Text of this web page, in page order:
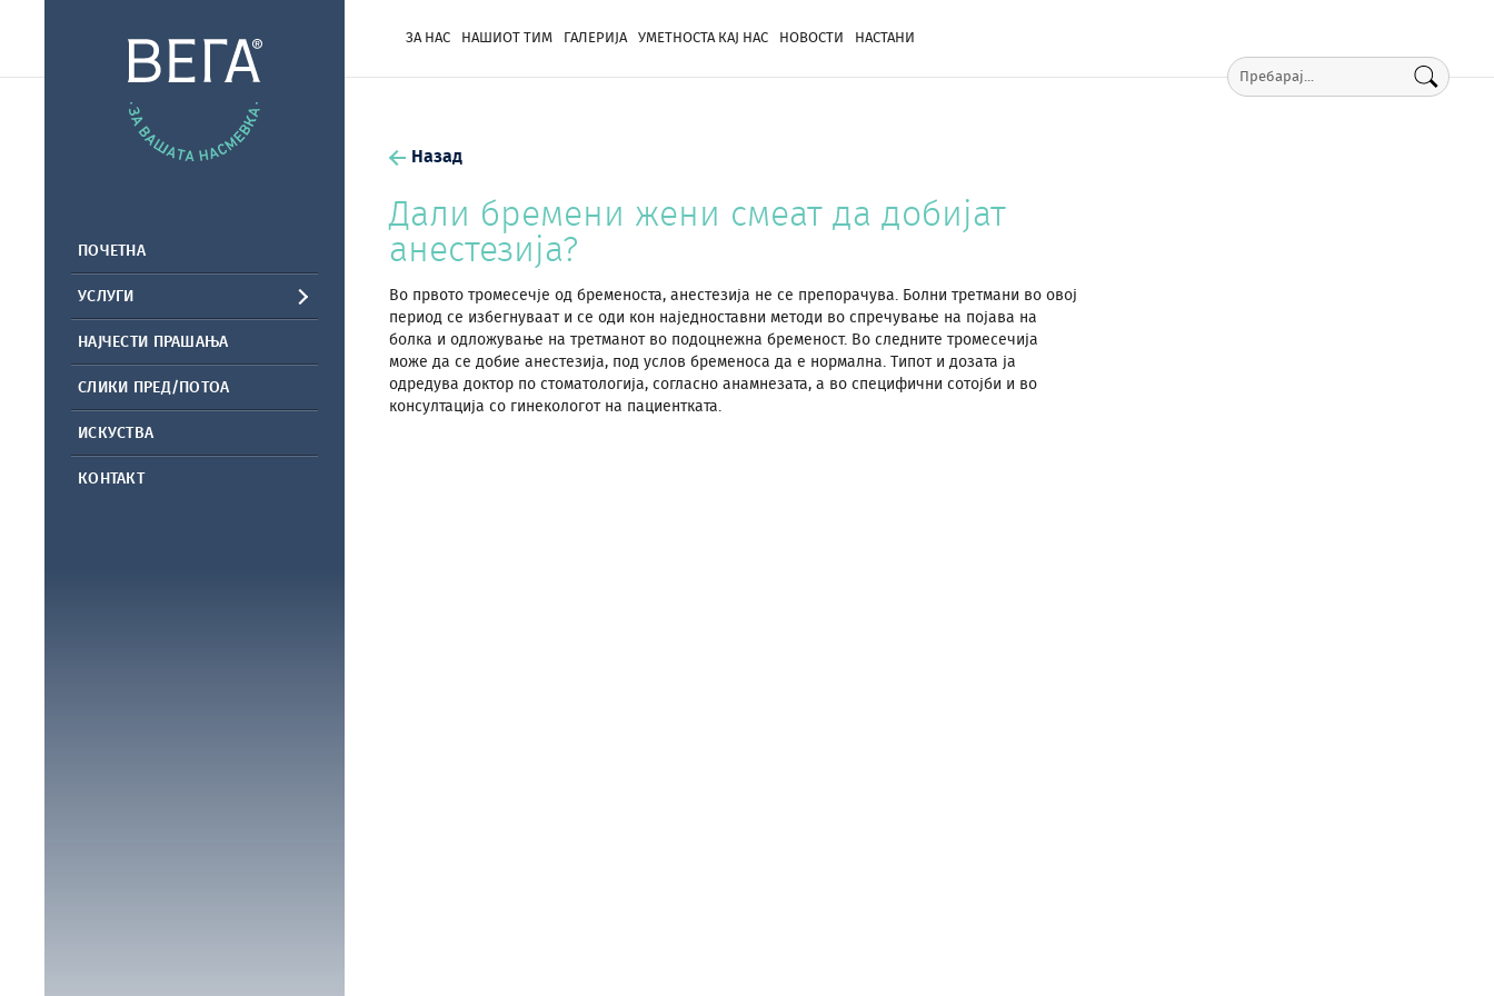
ПОЧЕТНА
УСЛУГИ
НАЈЧЕСТИ ПРАШАЊА
СЛИКИ ПРЕД/ПОТОА
ИСКУСТВА
КОНТАКТ
ЗА НАС НАШИОТ ТИМ ГАЛЕРИЈА УМЕТНОСТА КАЈ НАС НОВОСТИ НАСТАНИ
Назад
Дали бремени жени смеат да добијат
анестезија?
Во првото тромесечје од бременоста, анестезија не се препорачува. Болни третмани во овој
период се избегнуваат и се оди кон наједноставни методи во спречување на појава на
болка и одложување на третманот во подоцнежна бременост. Во следните тромесечија
може да се добие анестезија, под услов бременоса да е нормална. Типот и дозата ја
одредува доктор по стоматологија, согласно анамнезата, а во специфични сотојби и во
консултација со гинекологот на пациентката.